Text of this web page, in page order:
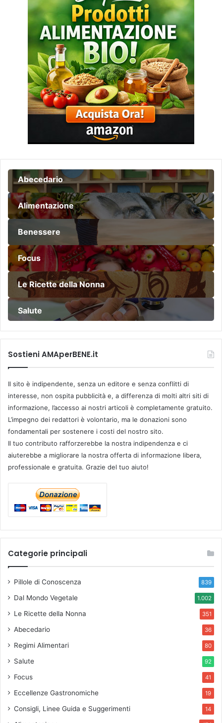
Abecedario
Alimentazione
Benessere
Focus
Le Ricette della Nonna
Salute
Sostieni AMAperBENE.it
Il sito è indipendente, senza un editore e senza conflitti di
interesse, non ospita pubblicità e, a differenza di molti altri siti di
informazione, l’accesso ai nostri articoli è completamente gratuito.
L’impegno dei redattori è volontario, ma le donazioni sono
fondamentali per sostenere i costi del nostro sito.
Il tuo contributo rafforzerebbe la nostra indipendenza e ci
aiuterebbe a migliorare la nostra offerta di informazione libera,
professionale e gratuita. Grazie del tuo aiuto!
Categorie principali
Pillole di Conoscenza 839
Dal Mondo Vegetale 1.002
Le Ricette della Nonna 351
Abecedario 36
Regimi Alimentari 80
Salute 92
Focus 41
Eccellenze Gastronomiche 19
Consigli, Linee Guida e Suggerimenti 14